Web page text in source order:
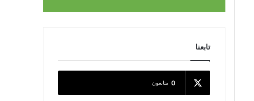
تابعنا
0 متابعون